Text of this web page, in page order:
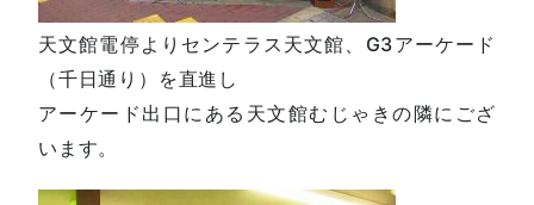
天文館電停よりセンテラス天文館、G3アーケード
（千日通り）を直進し
アーケード出口にある天文館むじゃきの隣にござ
います。